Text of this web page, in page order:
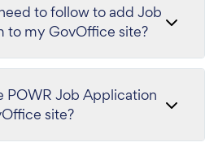
to follow to add Job
to my GovOffice site?
POWR Job Application
site?